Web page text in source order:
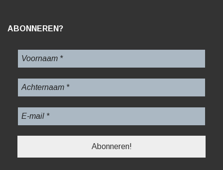
ABONNEREN?